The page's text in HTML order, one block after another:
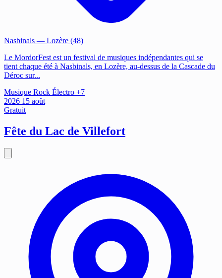
Nasbinals — Lozère (48)
Le MordorFest est un festival de musiques indépendantes qui se
tient chaque été à Nasbinals, en Lozère, au-dessus de la Cascade du
Déroc sur...
Musique Rock Électro +7
2026 15 août
Gratuit
Fête du Lac de Villefort